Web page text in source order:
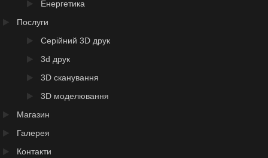
Енергетика
Послуги
Серійний 3D друк
3d друк
3D сканування
3D моделювання
Магазин
Галерея
Контакти